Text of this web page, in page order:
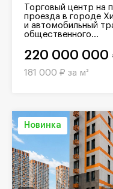
Торговый центр на
проезда в городе
и автомобильный
общественного...
220 000 000
181 000 ₽ за м²
Новинка